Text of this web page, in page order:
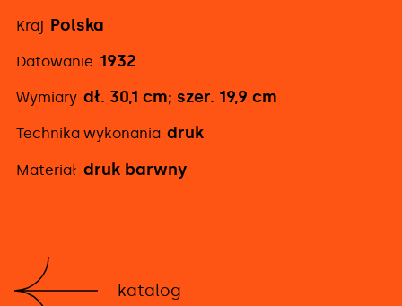
Kraj Polska
Datowanie 1932
Wymiary dł. 30,1 cm; szer. 19,9 cm
Technika wykonania druk
Materiał druk barwny
katalog